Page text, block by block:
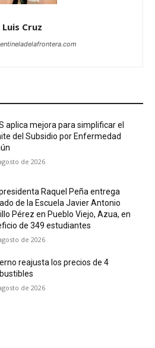
Luis Cruz
aplica mejora para simplificar el
del Subsidio por Enfermedad
de 2026
Raquel Peña entrega
de la Escuela Javier Antonio
Pérez en Pueblo Viejo, Azua, en
de 349 estudiantes
de 2026
reajusta los precios de 4
de 2026